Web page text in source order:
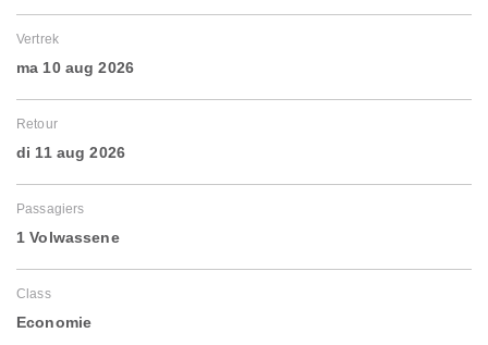
Vertrek
ma 10 aug 2026
Retour
di 11 aug 2026
Passagiers
1 Volwassene
Class
Economie